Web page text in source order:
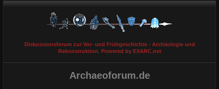
Diskussionsforum zur Vor- und Frühgeschichte - Archäologie und
Rekonstruktion. Powered by EXARC.net
Archaeoforum.de